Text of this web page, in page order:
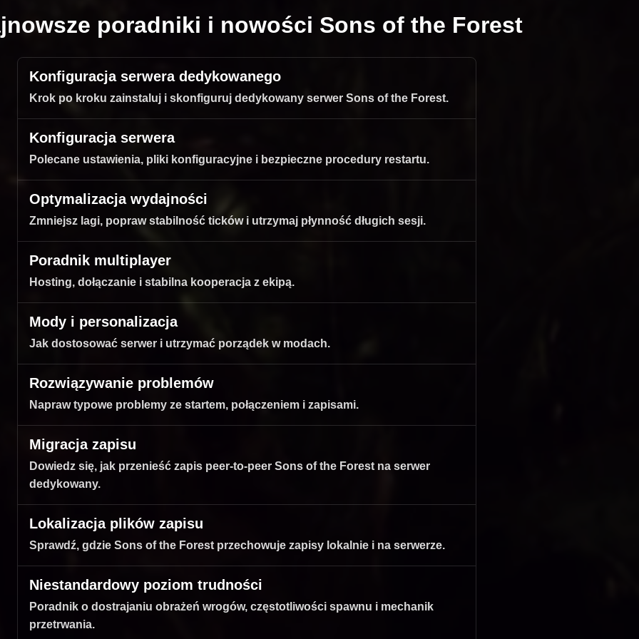
poradniki i nowości Sons of the Forest
Konfiguracja serwera dedykowanego
Krok po kroku zainstaluj i skonfiguruj dedykowany serwer Sons of the Forest.
Konfiguracja serwera
Polecane ustawienia, pliki konfiguracyjne i bezpieczne procedury restartu.
Optymalizacja wydajności
Zmniejsz lagi, popraw stabilność ticków i utrzymaj płynność długich sesji.
Poradnik multiplayer
Hosting, dołączanie i stabilna kooperacja z ekipą.
Mody i personalizacja
Jak dostosować serwer i utrzymać porządek w modach.
Rozwiązywanie problemów
Napraw typowe problemy ze startem, połączeniem i zapisami.
Migracja zapisu
Dowiedz się, jak przenieść zapis peer-to-peer Sons of the Forest na serwer
dedykowany.
Lokalizacja plików zapisu
Sprawdź, gdzie Sons of the Forest przechowuje zapisy lokalnie i na serwerze.
Niestandardowy poziom trudności
Poradnik o dostrajaniu obrażeń wrogów, częstotliwości spawnu i mechanik
przetrwania.